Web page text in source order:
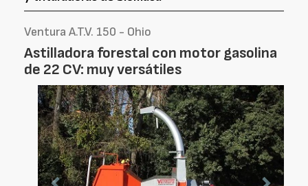
Ventura A.T.V. 150 - Ohio
Astilladora forestal con motor gasolina
de 22 CV: muy versátiles
Foto
Anterior
Foto